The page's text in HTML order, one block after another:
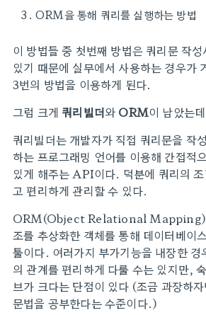
ORM을 통해 쿼리를 실행하는 방법
이 방법들 중 첫번째 방법은 쿼리문 작
있기 때문에 실무에서 사용하는 경우가
3번의 방법을 이용하게 된다.
그럼 크게 쿼리빌더와 ORM이 남았는
쿼리빌더는 개발자가 직접 쿼리문을 작
하는 프로그래밍 언어를 이용해 간접적
있게 해주는 API이다. 덕분에 쿼리의
고 편리하게 관리할 수 있다.
ORM(Object Relational Mapping)
조를 추상화한 객체를 통해 데이터베이
툴이다. 여러가지 부가기능을 내장한 경
의 관계를 편리하게 다룰 수는 있지만,
브가 크다는 단점이 있다 (조금 과장하
문법을 공부한다는 수준이다.)